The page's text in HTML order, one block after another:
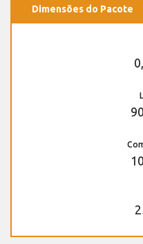
Dimensões do Pacote